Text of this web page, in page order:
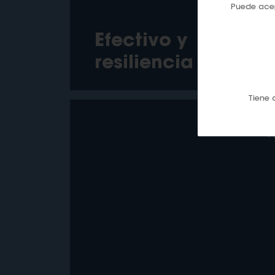
Efectivo y
resiliencia
Puede
Tiene